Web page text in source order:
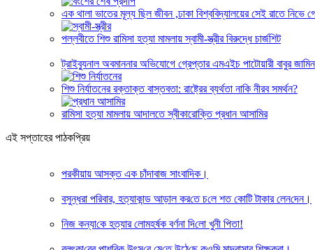
এক থালা ভাতের মূল্য ছিল জীবন ,ঢাকা বিশ্ববিদ্যালয়ের সেই রাতে নিভে
পল্লবীতে শিশু রামিসা হত্যা মামলায় স্বামী-স্ত্রীর বিরুদ্ধে চার্জশিট
ট্রাইব্যুনাল অবমাননার অভিযোগে গ্রেপ্তার এমএইচ পাটোয়ারী বাবুর জামিন
শিশু নির্যাতনের রক্তাক্ত বাস্তবতা: রাষ্ট্রের ব্যর্থতা নাকি নীরব সমর্থন?
রামিসা হত্যা মামলায় আদালতে স্বীকারোক্তি প্রধান আসামির
এই সপ্তাহের পাঠকপ্রিয়
পরকীয়ায় আসক্ত এক চাঁদাবাজ সাংবাদিক।
বসুন্ধরা প‌রিবার, হত্যাকান্ড আড়াল কর‌তে চ‌লে শত কো‌টি টাকার লেন‌দেন।
নিজ কন্যা‌কে হত্যার লে‌ামহর্ষক বর্ণনা দি‌লো খুনী পিতা!